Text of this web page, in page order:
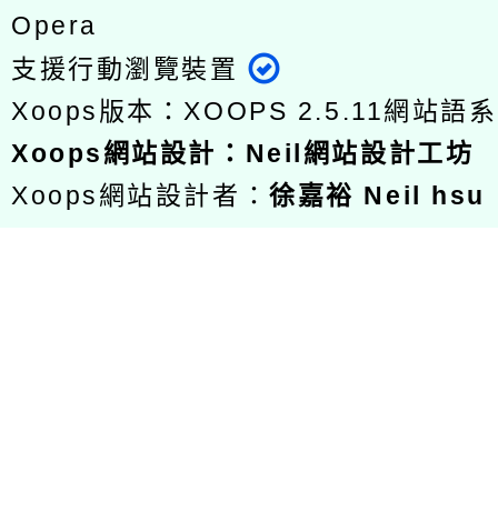
Opera
支援行動瀏覽裝置
Xoops版本：XOOPS 2.5.11網站語
Xoops網站設計 ： Neil網站設計工坊
Xoops網站設計者：徐嘉裕 Neil hsu